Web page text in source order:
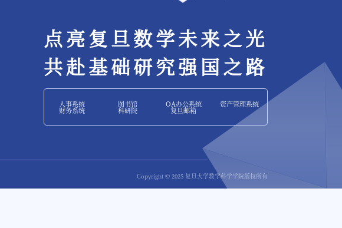
点亮复旦数学未来之光
共赴基础研究强国之路
人事系统 图书馆 OA办公系统 资产管理系统
财务系统 科研院 复旦邮箱
Copyright © 2025 复旦大学数学科学学院版权所有